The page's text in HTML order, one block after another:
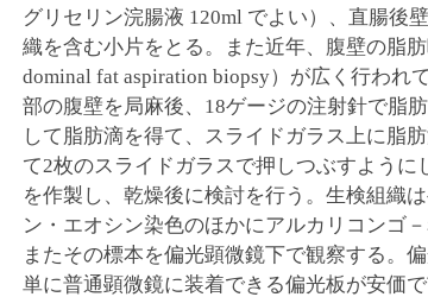
グリセリン浣腸液 120ml でよい）、直腸後
織を含む小片をとる。また近年、腹壁の脂
dominal fat aspiration biopsy）が広く行われ
部の腹壁を局麻後、18ゲージの注射針で脂肪
して脂肪滴を得て、スライドガラス上に脂
て2枚のスライドガラスで押しつぶすように
を作製し、乾燥後に検討を行う。生検組織
ン・エオシン染色のほかにアルカリコンゴ－
またその標本を偏光顕微鏡下で観察する。
単に普通顕微鏡に装着できる偏光板が安価